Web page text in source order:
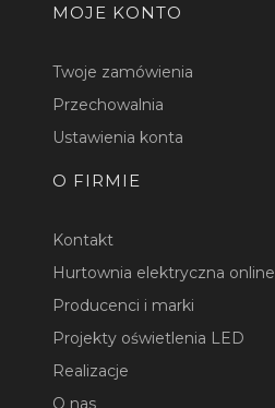
MOJE KONTO
Twoje zamówienia
Przechowalnia
Ustawienia konta
O FIRMIE
Kontakt
Hurtownia elektryczna online
Producenci i marki
Projekty oświetlenia LED
Realizacje
O nas